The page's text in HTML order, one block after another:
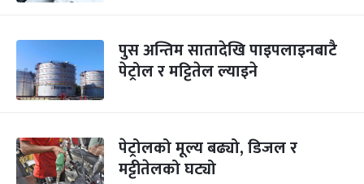
पुस अन्तिम सातादेखि पाइपलाइनबाटै
पेट्रोल र मट्टितेल ल्याइने
पेट्रोलको मूल्य बढ्यो, डिजल र
मट्टीतेलको घट्यो